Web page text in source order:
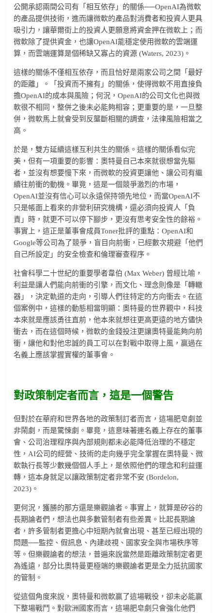
公開承認兩間公司有「相互依存」的關係──OpenAI為微軟
的產品提供技術，進而讓微軟的產品對消費者和投資人更具
吸引力，讓華爾街上的投資人更願意將資金押在微軟上；而
微軟除了提供資金，也讓OpenAI能穩定使用微軟的雲端運
算，而雲端運算是個稀缺又寡占的資源 (Waters, 2023)。
這樣的關係不僅相互依存，而且恰好是兩家公司之間「最好
的距離」。「投資而不擁有」的關係，使得微軟不用直接負
擔OpenAI的成本與風險；何況，OpenAI的公司文化也與微
軟很不相同，整併之後未必能夠相容；更重要的是，一旦整
併，微軟馬上就會受到反壟斷相關的調查，法律風險相當之
高。
於是，雙方延續這樣互利共生的關係。這樣的關係看似完
美，但有一項重要的影響：奧特曼自己本來就很想當先驅
者，並沒有想要慢下來，而微軟的投資更讓他、讓公司有繼
續往前衝的動機。畢竟，這是一個競爭激烈的市場，
OpenAI並沒有信心可以永遠保持領先地位，而當OpenAI不
只是帳面上看來的非營利研究機構，還必須向投資人「負
責」時，就更不可以停下腳步，更沒有思考安全性的餘裕。
事實上，這正是董事會成員Toner批評的重點：OpenAI和
Google等公司為了競爭，盲目向前衝，已經數次規避「他們
自己所設定」的安全檢查和倫理審查程序。
社會科學二十世紀的重要學者韋伯 (Max Weber) 曾經比喻，
利益是讓人們能向前衝的引擎，而文化、理念則像是「轉轍
器」，決定軌道的走向，引導人們往特定的方向衝去。在這
個案例中，這樣的動態相當明顯：奧特曼的世界觀中，科技
本來就是應該勇往直前，他本來就想往更高更遠的地方儘快
衝去，而在這個時候，微軟的金錢投注更讓奧特曼能夠向前
衝，讓他和對他忠誠的員工可以在對戰中取得上風，贏過在
名義上應該掌握實權的董事會。
對政策制定者而言，這是一個警告
但對於在華府和世界各地的政策制訂者而言，這場肥皂劇並
非鬧劇，而是驚悚劇。畢竟，這意味著連名義上存在的董事
會、公司治理程序與內部規則都未必能降低治理的不穩定
性，AI公司的經營、技術的走向幾乎完全掌握在奧特曼、微
軟執行長等少數幾個個人手上，是依照他們的理念和利益運
轉，這本身就足以讓政策制定者非常不安 (Bordelon,
2023)。
更何況，獲勝的那方還是樂觀論者。事實上，就算是矽谷的
長期論者們，想法也與多數管制者有些差異。比起長期論
者，許多管制者更擔心中短期內就會出現、甚至已經出現的
問題──監控、假訊息、內建歧視、國家安全與市場秩序等
等。但樂觀論者的想法，普遍來說當然是距離政策制定者更
為遙遠，部分比奧特曼更極端的樂觀論者更是全力抵抗國家
的管制。
從這個角度來說，奧特曼和微軟贏了這場戰役，卻未必能贏
下整場戰鬥。對歐洲國家而言，這場肥皂劇只會強化他們